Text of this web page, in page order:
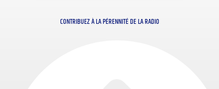
CONTRIBUEZ À LA PÉRENNITÉ DE LA RADIO